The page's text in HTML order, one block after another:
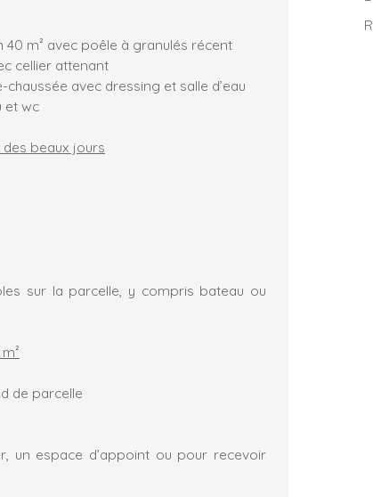
m² avec poêle à granulés récent
cellier attenant
avec dressing et salle d’eau
et wc
beaux jours
sur la parcelle, y compris bateau ou
de parcelle
un espace d’appoint ou pour recevoir